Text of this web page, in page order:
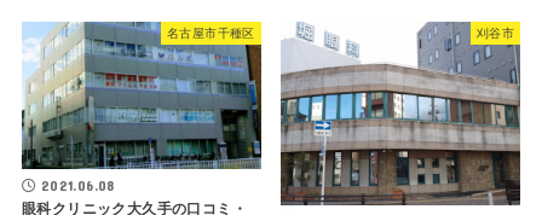
名古屋市千種区
2021.06.08
眼科クリニック大久手の口コミ・
刈谷市